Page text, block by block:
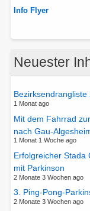
Info Flyer
Neuester
Bezirksendrangliste
1 Monat ago
Mit dem Fahrrad
nach Gau-
1 Monat 1 Woche ago
Erfolgreicher Stada
mit Parkinson
2 Monate 3 Wochen ago
3. Ping-Pong-
2 Monate 3 Wochen ago